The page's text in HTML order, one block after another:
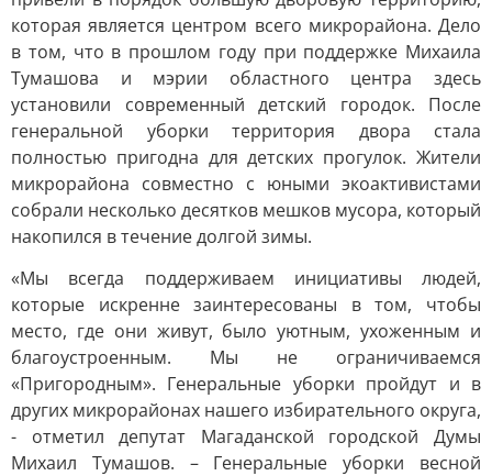
которая является центром всего микрорайона. Дело
в том, что в прошлом году при поддержке Михаила
Тумашова и мэрии областного центра здесь
установили современный детский городок. После
генеральной уборки территория двора стала
полностью пригодна для детских прогулок. Жители
микрорайона совместно с юными экоактивистами
собрали несколько десятков мешков мусора, который
накопился в течение долгой зимы.
«Мы всегда поддерживаем инициативы людей,
которые искренне заинтересованы в том, чтобы
место, где они живут, было уютным, ухоженным и
благоустроенным. Мы не ограничиваемся
«Пригородным». Генеральные уборки пройдут и в
других микрорайонах нашего избирательного округа,
- отметил депутат Магаданской городской Думы
Михаил Тумашов. – Генеральные уборки весной